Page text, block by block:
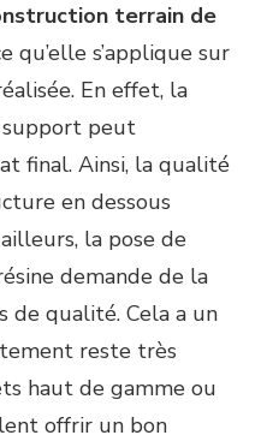
terrain de
qu’elle s’applique sur
En effet, la
peut
final. Ainsi, la qualité
en dessous
la pose de
demande de la
de qualité. Cela a un
reste très
haut de gamme ou
offrir un bon